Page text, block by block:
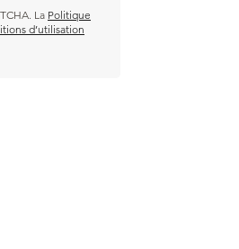
La Politique
d’utilisation